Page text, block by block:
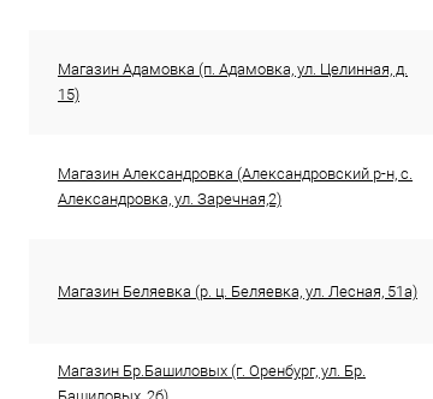
Магазин Адамовка (п. Адамовка, ул. Целинная, д.
15)
Магазин Александровка (Александровский р-н, с.
Александровка, ул. Заречная,2)
Магазин Беляевка (р. ц. Беляевка, ул. Лесная, 51а)
Магазин Бр.Башиловых (г. Оренбург, ул. Бр.